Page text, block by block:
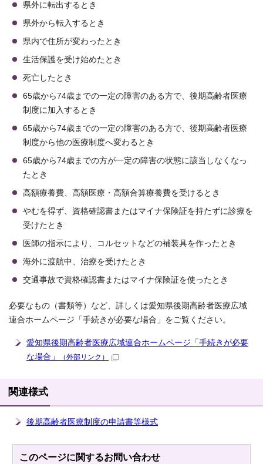
県外に転出するとき
県外から転入するとき
県内で住所が変わったとき
生活保護を受け始めたとき
死亡したとき
65歳から74歳までの一定の障害のある方で、後期高齢者医療
制度に加入するとき
65歳から74歳までの一定の障害のある方で、後期高齢者医療
制度から他の医療制度へ変わるとき
65歳から74歳までの方が一定の障害の状態に該当しなくなっ
たとき
高額療養費、高額医療・高額合算療養費を受けるとき
やむを得ず、資格確認書またはマイナ保険証を持たずに診療を
受けたとき
医師の指示により、コルセットなどの補装具を作ったとき
海外に渡航中、治療を受けたとき
交通事故で資格確認書またはマイナ保険証を使ったとき
必要なもの（書類等）など、詳しくは愛知県後期高齢者医療広域
連合ホームページ「手続きが必要な場合」をご覧ください。
愛知県後期高齢者医療広域連合ホームページ「手続きが必要
な場合」
（外部リンク）
関連様式
後期高齢者医療制度の申請書等様式
このページに関するお問い合わせ